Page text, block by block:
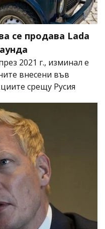
се продава Lada
2021 г., изминал е
внесени във
срещу Русия